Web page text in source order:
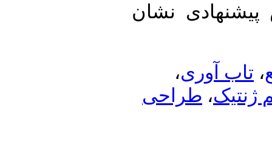
نشان
تاب آوری،
،طراحی